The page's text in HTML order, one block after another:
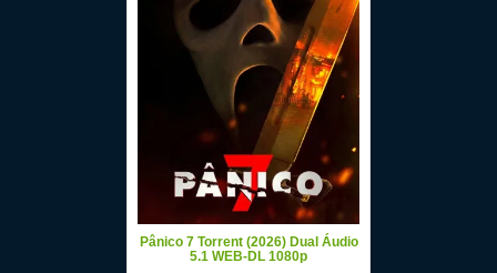
Pânico 7 Torrent (2026) Dual Áudio
5.1 WEB-DL 1080p